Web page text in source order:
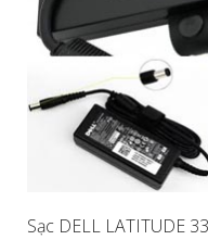
Sạc DELL LATITUDE